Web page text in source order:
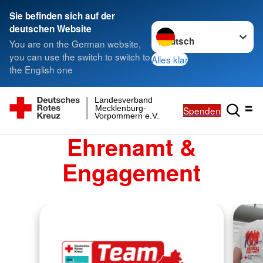
Sie befinden sich auf der
deutschen Website
You are on the German website,
you can use the switch to switch to
the English one
Sprache wechseln zu
Alles klar
Vorpommern e.V.
Mecklenburg-
Landesverband
Spenden
Ehrenamt &
Engagement